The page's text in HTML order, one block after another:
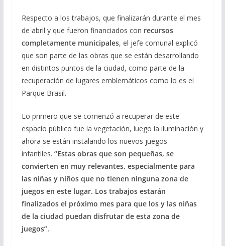
Respecto a los trabajos, que finalizarán durante el mes
de abril y que fueron financiados con recursos
completamente municipales, el jefe comunal explicó
que son parte de las obras que se están desarrollando
en distintos puntos de la ciudad, como parte de la
recuperación de lugares emblemáticos como lo es el
Parque Brasil.
Lo primero que se comenzó a recuperar de este
espacio público fue la vegetación, luego la iluminación y
ahora se están instalando los nuevos juegos
infantiles. “Estas obras que son pequeñas, se
convierten en muy relevantes, especialmente para
las niñas y niños que no tienen ninguna zona de
juegos en este lugar. Los trabajos estarán
finalizados el próximo mes para que los y las niñas
de la ciudad puedan disfrutar de esta zona de
juegos”.